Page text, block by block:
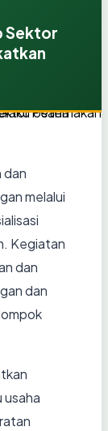
Sektor
dan
melalui
Kegiatan
dan
dan
usaha